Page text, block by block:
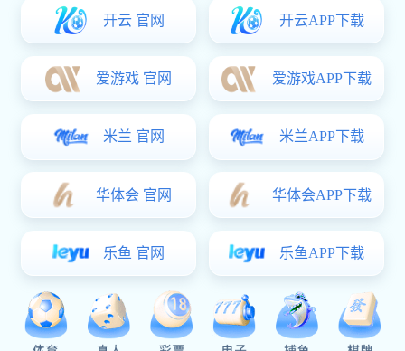
可以根据具体工况提供定制化解决方案，确保水利工程长期稳定运行。
系列阀门解决方案已成功应用于多个国内外重大水利工程，包括南水北
调、引黄工程、水库联通、区域调水、江流治理等项目，赢得了客户广
泛认可和好评。
联系im电竞 获取报价